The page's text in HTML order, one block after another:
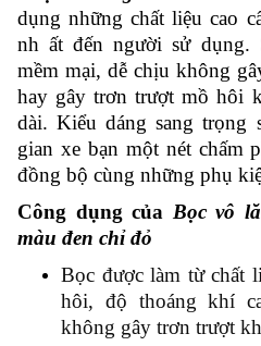
dụng những chất liệu cao
nh ất đến người sử dụng.
mềm mại, dễ chịu không
hay gây trơn trượt mồ hôi
dài. Kiểu dáng sang trọng
gian xe bạn một nét chấm
đồng bộ cùng những phụ
Công dụng của Bọc vô
màu đen chỉ đỏ
Bọc được làm từ chất
hôi, độ thoáng khí
không gây trơn trượt